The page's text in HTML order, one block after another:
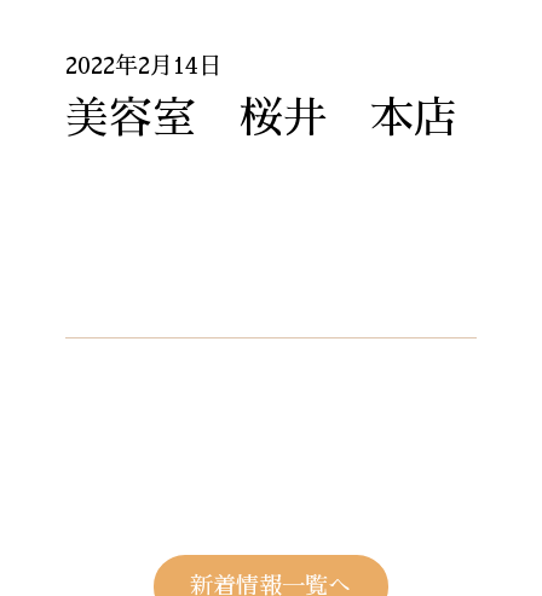
2022年2月14日
美容室 桜井 本店
新着情報一覧へ